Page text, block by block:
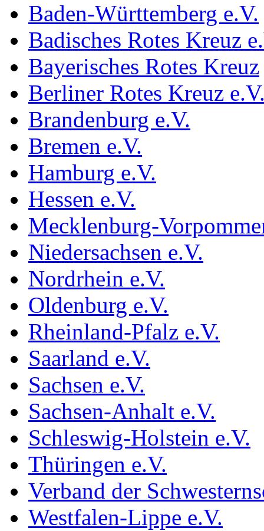
Baden-Württemberg e.V.
Badisches Rotes Kreuz
Bayerisches Rotes Kreuz
Berliner Rotes Kreuz
Brandenburg e.V.
Bremen e.V.
Hamburg e.V.
Hessen e.V.
Mecklenburg-
Niedersachsen e.V.
Nordrhein e.V.
Oldenburg e.V.
Rheinland-Pfalz e.V.
Saarland e.V.
Sachsen e.V.
Sachsen-Anhalt e.V.
Schleswig-Holstein e.V.
Thüringen e.V.
Verband der
Westfalen-Lippe e.V.